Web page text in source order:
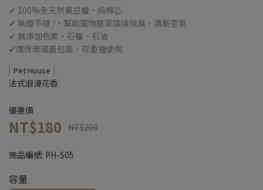
✔ 100%全天然黃豆蠟、純棉芯
✔ 無煙不嗆 /，幫助寵物居家環境除臭，清新空氣
✔ 無添加色素、石蠟、石油
✔環保玻璃蓋包裝，可重複使用
Pet House
法式浪漫花香
優惠價
NT$180 NT$200
商品編號: PH-S05
容量